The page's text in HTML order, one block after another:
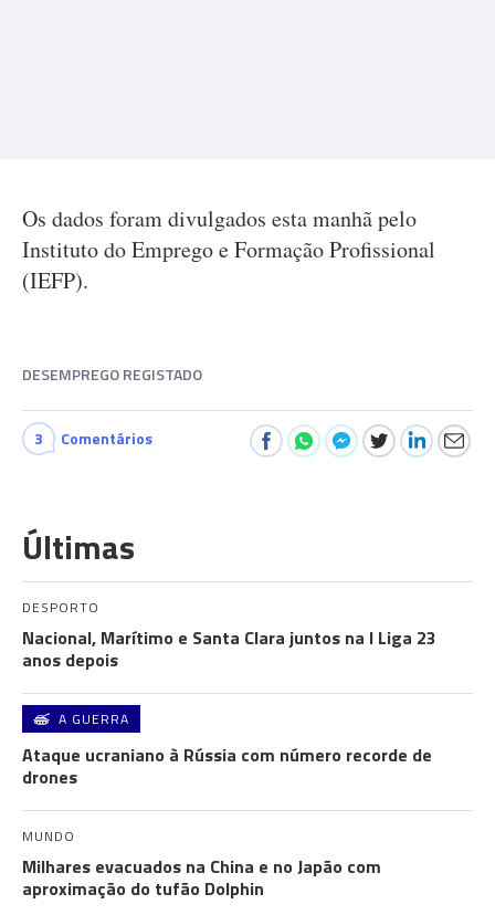
Os dados foram divulgados esta manhã pelo
Instituto do Emprego e Formação Profissional
(IEFP).
DESEMPREGO REGISTADO
3 Comentários
Últimas
DESPORTO
Nacional, Marítimo e Santa Clara juntos na I Liga 23
anos depois
A GUERRA
Ataque ucraniano à Rússia com número recorde de
drones
MUNDO
Milhares evacuados na China e no Japão com
aproximação do tufão Dolphin